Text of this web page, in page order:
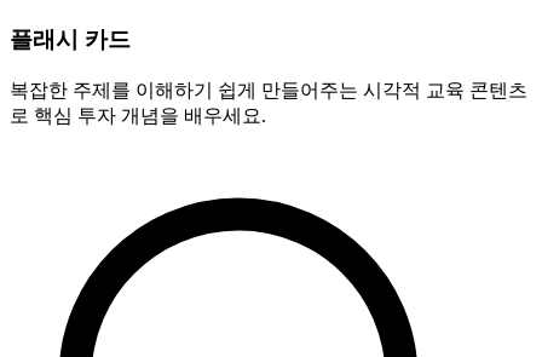
플래시 카드
복잡한 주제를 이해하기 쉽게 만들어주는 시각적 교육 콘텐츠
로 핵심 투자 개념을 배우세요.